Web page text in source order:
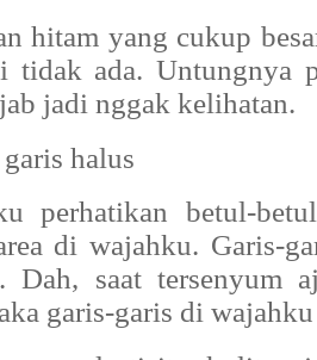
hitam yang cukup
tidak ada. Untungnya
jadi nggak kelihatan.
halus
perhatikan betul-
di wajahku. Garis-
Dah, saat tersenyum
garis-garis di